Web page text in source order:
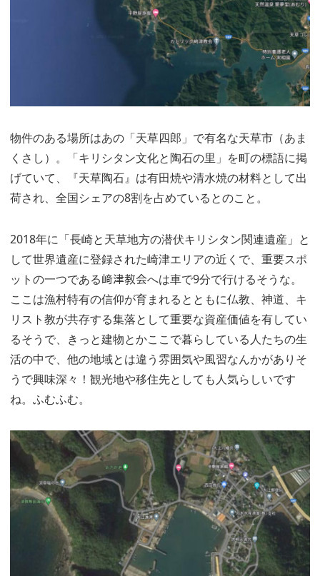
物件のある場所はあの「天草四郎」で有名な天草市（あま
くさし）。「キリシタン文化と陶石の里」を町の標語に掲
げていて、『天草陶石』は有田焼や清水焼の材料として出
荷され、全国シェアの8割を占めているとのこと。
2018年に「長崎と天草地方の潜伏キリシタン関連遺産」と
して世界遺産に登録された崎津エリアの近くで、重要スポ
ットの一つである﨑津教会へは車で9分で行けるそうな。
ここは漁村特有の信仰が育まれるとともに仏教、神道、キ
リスト教が共存する集落として重要な資産価値を有してい
るそうで、きっと建物とかここで暮らしている人たちの生
活の中で、他の地域とは違う雰囲気や風習なんかがありそ
うで興味深々！観光地や移住先としても人気らしいです
ね。ふむふむ。